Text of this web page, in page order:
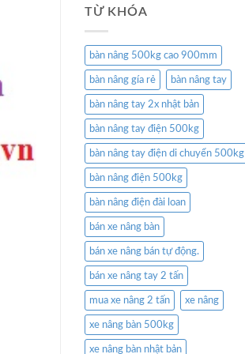
TỪ KHÓA
bàn nâng 500kg cao 900mm
bàn nâng gía rẻ bàn nâng tay
bàn nâng tay 2x nhật bản
bàn nâng tay điện 500kg
bàn nâng tay điện di chuyển 500kg
bàn nâng điện 500kg
bàn nâng điện đài loan
bán xe nâng bàn
bán xe nâng bán tự động.
bán xe nâng tay 2 tấn
mua xe nâng 2 tấn xe nâng
xe nâng bàn 500kg
xe nâng bàn nhật bản